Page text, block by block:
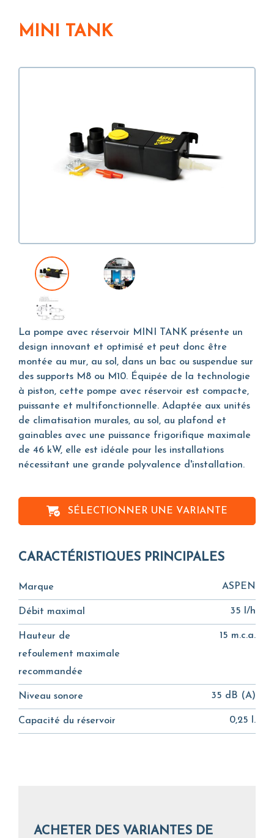
MINI TANK
La pompe avec réservoir MINI TANK présente un
design innovant et optimisé et peut donc être
montée au mur, au sol, dans un bac ou suspendue sur
des supports M8 ou M10. Équipée de la technologie
à piston, cette pompe avec réservoir est compacte,
puissante et multifonctionnelle. Adaptée aux unités
de climatisation murales, au sol, au plafond et
gainables avec une puissance frigorifique maximale
de 46 kW, elle est idéale pour les installations
nécessitant une grande polyvalence d'installation.
SÉLECTIONNER UNE VARIANTE
CARACTÉRISTIQUES PRINCIPALES
Marque ASPEN
Débit maximal 35 l/h
Hauteur de
refoulement maximale
recommandée
15 m.c.a.
Niveau sonore 35 dB (A)
Capacité du réservoir 0,25 l.
ACHETER DES VARIANTES DE